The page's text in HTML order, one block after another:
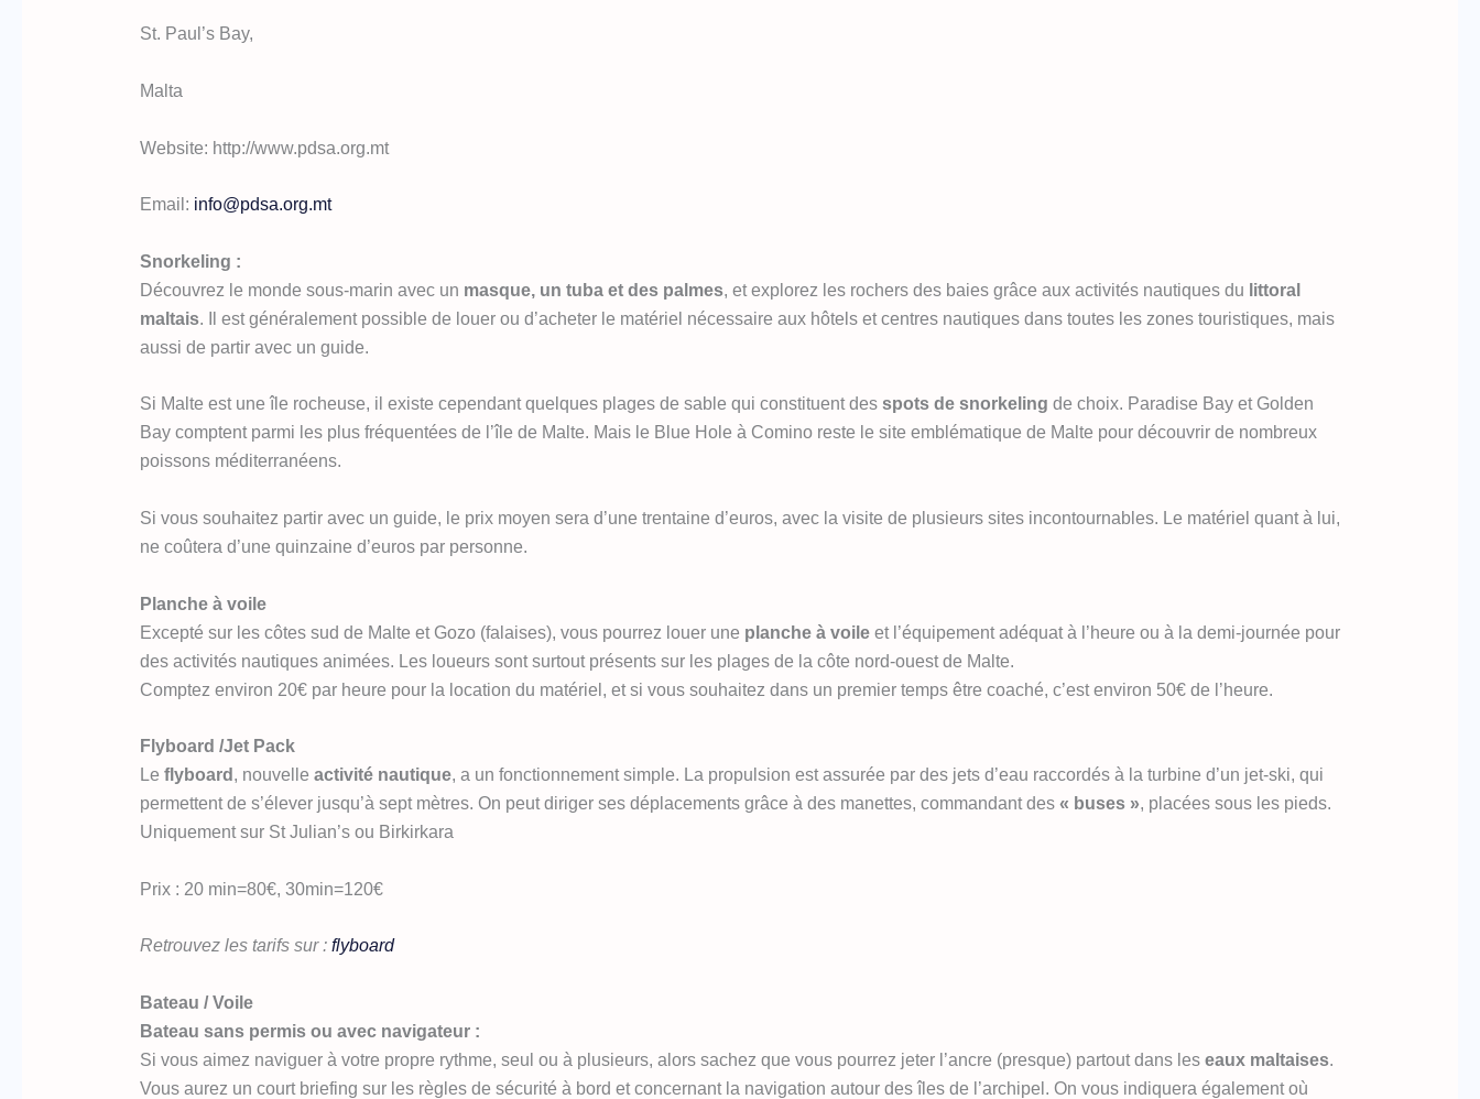
St. Paul’s Bay,
Malta
Website: http://www.pdsa.org.mt
Email: info@pdsa.org.mt
Snorkeling :
Découvrez le monde sous-marin avec un masque, un tuba et des palmes, et explorez les rochers des baies grâce aux activités nautiques du littoral
maltais. Il est généralement possible de louer ou d’acheter le matériel nécessaire aux hôtels et centres nautiques dans toutes les zones touristiques, mais
aussi de partir avec un guide.
Si Malte est une île rocheuse, il existe cependant quelques plages de sable qui constituent des spots de snorkeling de choix. Paradise Bay et Golden
Bay comptent parmi les plus fréquentées de l’île de Malte. Mais le Blue Hole à Comino reste le site emblématique de Malte pour découvrir de nombreux
poissons méditerranéens.
Si vous souhaitez partir avec un guide, le prix moyen sera d’une trentaine d’euros, avec la visite de plusieurs sites incontournables. Le matériel quant à lui,
ne coûtera d’une quinzaine d’euros par personne.
Planche à voile
Excepté sur les côtes sud de Malte et Gozo (falaises), vous pourrez louer une planche à voileet l’équipement adéquat à l’heure ou à la demi-journée pour
des activités nautiques animées. Les loueurs sont surtout présents sur les plages de la côte nord-ouest de Malte.
Comptez environ 20€ par heure pour la location du matériel, et si vous souhaitez dans un premier temps être coaché, c’est environ 50€ de l’heure.
Flyboard /Jet Pack
Le flyboard , nouvelle activité nautique, a un fonctionnement simple. La propulsion est assurée par des jets d’eau raccordés à la turbine d’un jet-ski, qui
permettent de s’élever jusqu’à sept mètres. On peut diriger ses déplacements grâce à des manettes, commandant des « buses », placées sous les pieds.
Uniquement sur St Julian’s ou Birkirkara
Prix : 20 min=80€, 30min=120€
Retrouvez les tarifs sur : flyboard
Bateau / Voile
Bateau sans permis ou avec navigateur :
Si vous aimez naviguer à votre propre rythme, seul ou à plusieurs, alors sachez que vous pourrez jeter l’ancre (presque) partout dans les eaux maltaises.
Vous aurez un court briefing sur les règles de sécurité à bord et concernant la navigation autour des îles de l’archipel. On vous indiquera également où